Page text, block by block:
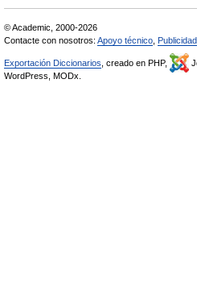
© Academic, 2000-2026
Contacte con nosotros: Apoyo técnico Publicidad
Exportación Diccionarios , creado en PHP,
WordPress, MODx.